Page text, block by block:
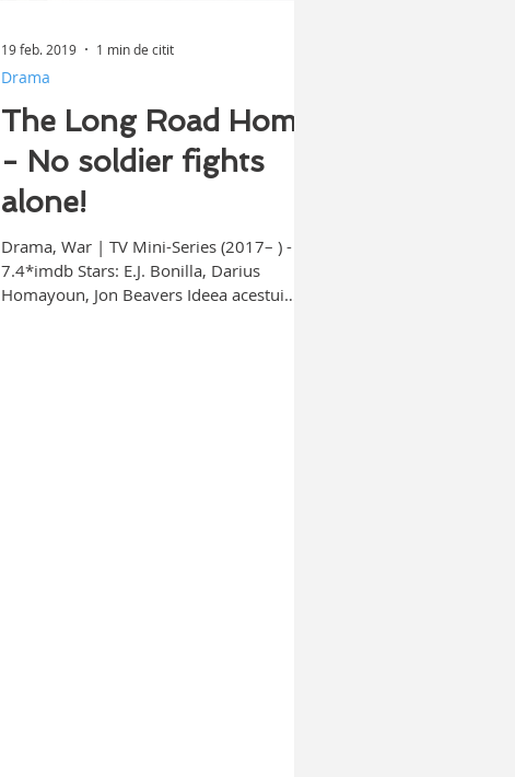
The Long Road Home
- No soldier fights
alone!
Drama, War | TV Mini-Series (2017– ) -
7.4*imdb Stars: E.J. Bonilla, Darius
Homayoun, Jon Beavers Ideea acestui
Drama
19 feb. 2019 1 min de citit